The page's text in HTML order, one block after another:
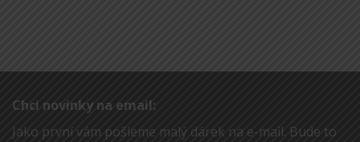
Chci novinky na email:
Jako první vám pošleme malý dárek na e-mail. Bude to